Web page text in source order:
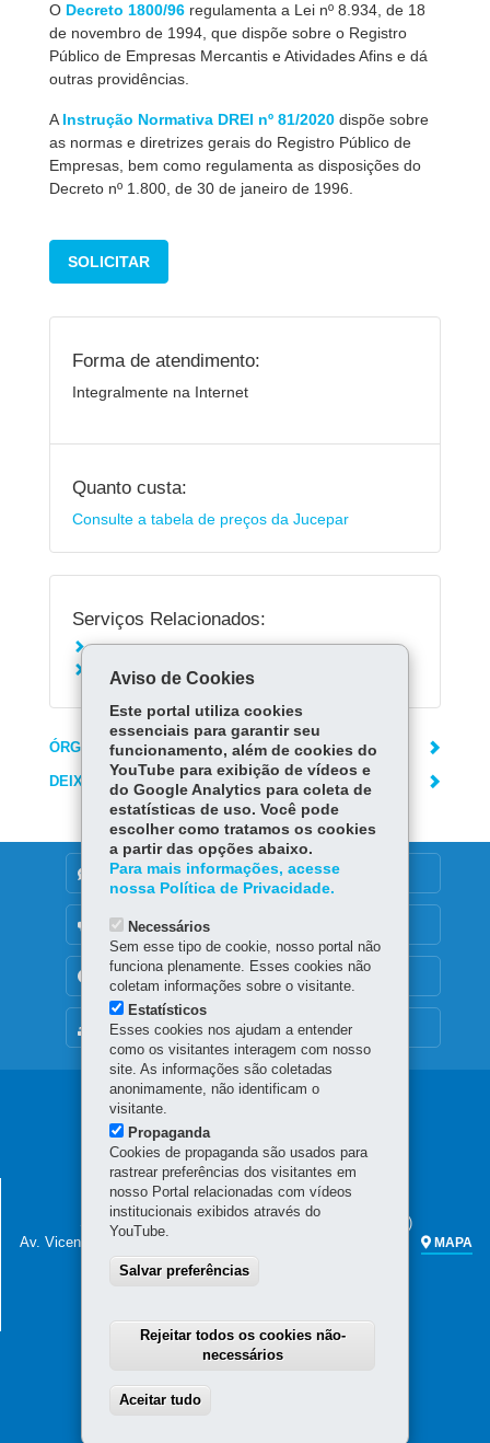
O Decreto 1800/96 regulamenta a Lei nº 8.934, de 18
de novembro de 1994, que dispõe sobre o Registro
Público de Empresas Mercantis e Atividades Afins e dá
outras providências.
A Instrução Normativa DREI nº 81/2020 dispõe sobre
as normas e diretrizes gerais do Registro Público de
Empresas, bem como regulamenta as disposições do
Decreto nº 1.800, de 30 de janeiro de 1996.
SOLICITAR
Forma de atendimento:
Integralmente na Internet
Quanto custa:
Consulte a tabela de preços da Jucepar
Serviços Relacionados:
Solicitar Certidão de Inteiro Teor
Solicitar Certidão Simplificada de empresas
ÓRGÃO RESPONSÁVEL
DEIXE SUA OPINIÃO
MAPA DO SITE
DENUNCIE CORRUPÇÃO
OUVIDORIA
TRANSPARÊNCIA INSTITUCIONAL
Navegação
principal
SECRETARIA DA FAZENDA
Sede administrativa (não há atendimento ao público)
Av. Vicente Machado, 445 - Centro
MAPA
Atendimento telefônico das 7h às 19h
0800 041 1528(apenas fixo)
Aviso de Cookies
Este portal utiliza cookies
essenciais para garantir seu
funcionamento, além de cookies do
YouTube para exibição de vídeos e
do Google Analytics para coleta de
estatísticas de uso. Você pode
escolher como tratamos os cookies
a partir das opções abaixo.
Para mais informações, acesse
nossa Política de Privacidade.
Necessários
Sem esse tipo de cookie, nosso portal não
funciona plenamente. Esses cookies não
coletam informações sobre o visitante.
Estatísticos
Esses cookies nos ajudam a entender
como os visitantes interagem com nosso
site. As informações são coletadas
anonimamente, não identificam o
visitante.
Propaganda
Cookies de propaganda são usados para
rastrear preferências dos visitantes em
nosso Portal relacionadas com vídeos
institucionais exibidos através do
YouTube.
Salvar preferências
Rejeitar todos os cookies não-
necessários
Aceitar tudo